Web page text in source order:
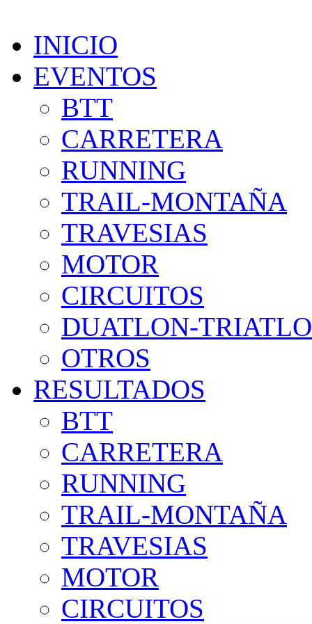
INICIO
EVENTOS
BTT
CARRETERA
RUNNING
TRAIL-MONTAÑA
TRAVESIAS
MOTOR
CIRCUITOS
DUATLON-
OTROS
RESULTADOS
BTT
CARRETERA
RUNNING
TRAIL-MONTAÑA
TRAVESIAS
MOTOR
CIRCUITOS